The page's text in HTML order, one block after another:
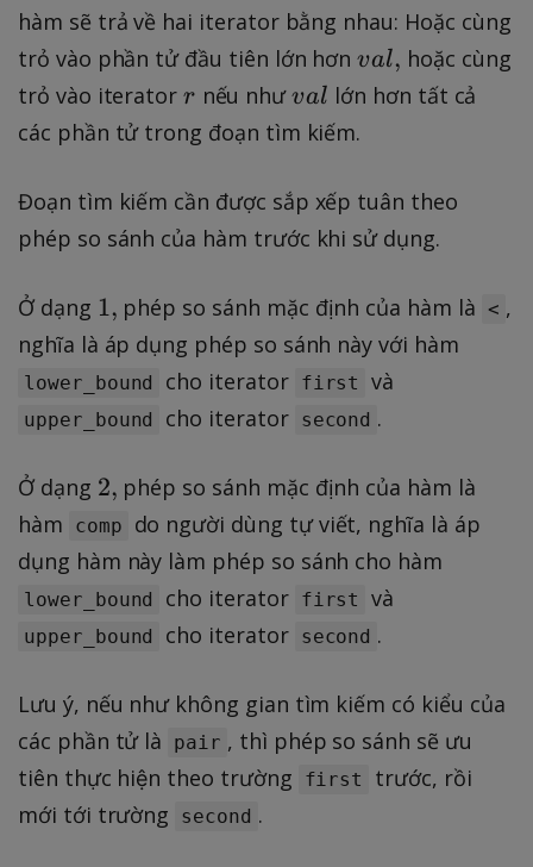
hàm sẽ trả về hai iterator bằng nhau: Hoặc cùng
trỏ vào phần tử đầu tiên lớn hơnv
a
val, hoặc cùng
trỏ vào iteratorr
r nếu nhưv
a
val lớn hơn tất cả
các phần tử trong đoạn tìm kiếm.
Đoạn tìm kiếm cần được sắp xếp tuân theo
phép so sánh của hàm trước khi sử dụng.
Ở dạng 1
,
1, phép so sánh mặc định của hàm là < ,
nghĩa là áp dụng phép so sánh này với hàm
lower_bound cho iterator first và
upper_bound cho iterator second .
Ở dạng 2
,
2, phép so sánh mặc định của hàm là
hàm
comp
do người dùng tự viết, nghĩa là áp
dụng hàm này làm phép so sánh cho hàm
lower_bound cho iterator first và
upper_bound cho iterator second .
Lưu ý, nếu như không gian tìm kiếm có kiểu của
các phần tử là
pair , thì phép so sánh sẽ ưu
tiên thực hiện theo trường
first
trước, rồi
mới tới trường
second .